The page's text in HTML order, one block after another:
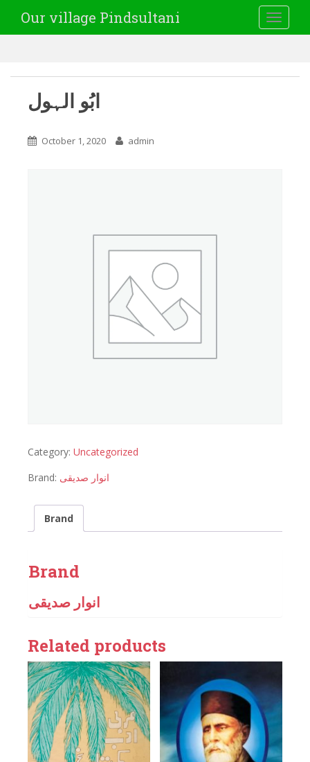
Our village Pindsultani
ابُو الہول
October 1, 2020 admin
Category: Uncategorized
Brand: انوار صدیقی
Brand
Brand
انوار صدیقی
Related products